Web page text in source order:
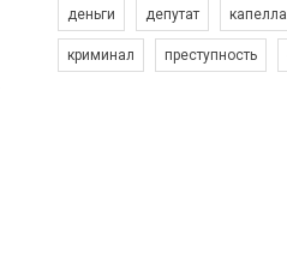
деньги депутат
криминал преступность